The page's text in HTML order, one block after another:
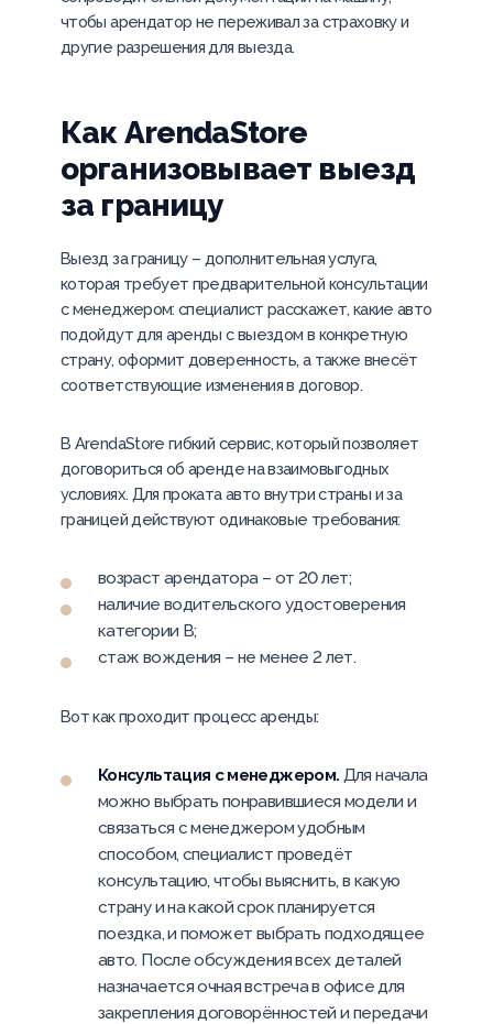
чтобы арендатор не переживал за страховку и
другие разрешения для выезда.
Как ArendaStore
организовывает выезд
за границу
Выезд за границу – дополнительная услуга,
которая требует предварительной консультации
с менеджером: специалист расскажет, какие авто
подойдут для аренды с выездом в конкретную
страну, оформит доверенность, а также внесёт
соответствующие изменения в договор.
В ArendaStore гибкий сервис, который позволяет
договориться об аренде на взаимовыгодных
условиях. Для проката авто внутри страны и за
границей действуют одинаковые требования:
возраст арендатора – от 20 лет;
наличие водительского удостоверения
категории B;
стаж вождения – не менее 2 лет.
Вот как проходит процесс аренды:
Консультация с менеджером. Для начала
можно выбрать понравившиеся модели и
связаться с менеджером удобным
способом, специалист проведёт
консультацию, чтобы выяснить, в какую
страну и на какой срок планируется
поездка, и поможет выбрать подходящее
авто. После обсуждения всех деталей
назначается очная встреча в офисе для
закрепления договорённостей и передачи